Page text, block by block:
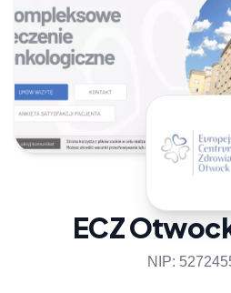
ECZ
NIP: